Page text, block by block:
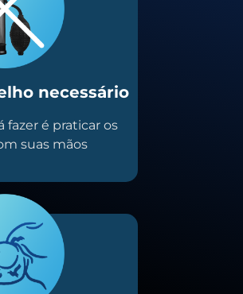
necessário
fazer é praticar os
suas mãos